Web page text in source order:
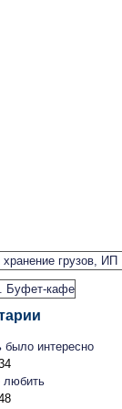
интересно
любить